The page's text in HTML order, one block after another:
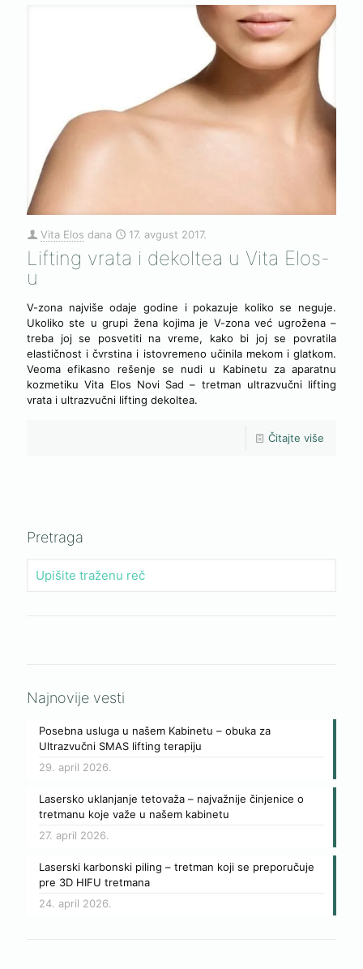
Vita Elos dana 17. avgust 2017.
Lifting vrata i dekoltea u Vita Elos-
u
V-zona najviše odaje godine i pokazuje koliko se neguje.
Ukoliko ste u grupi žena kojima je V-zona već ugrožena –
treba joj se posvetiti na vreme, kako bi joj se povratila
elastičnost i čvrstina i istovremeno učinila mekom i glatkom.
Veoma efikasno rešenje se nudi u Kabinetu za aparatnu
kozmetiku Vita Elos Novi Sad – tretman ultrazvučni lifting
vrata i ultrazvučni lifting dekoltea.
Čitajte više
Pretraga
Najnovije vesti
Posebna usluga u našem Kabinetu – obuka za
Ultrazvučni SMAS lifting terapiju
29. april 2026.
Lasersko uklanjanje tetovaža – najvažnije činjenice o
tretmanu koje važe u našem kabinetu
27. april 2026.
Laserski karbonski piling – tretman koji se preporučuje
pre 3D HIFU tretmana
24. april 2026.